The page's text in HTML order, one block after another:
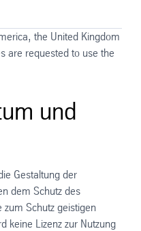
the United Kingdom
are requested to use the
und
Gestaltung der
dem Schutz des
zum Schutz geistigen
keine Lizenz zur Nutzung